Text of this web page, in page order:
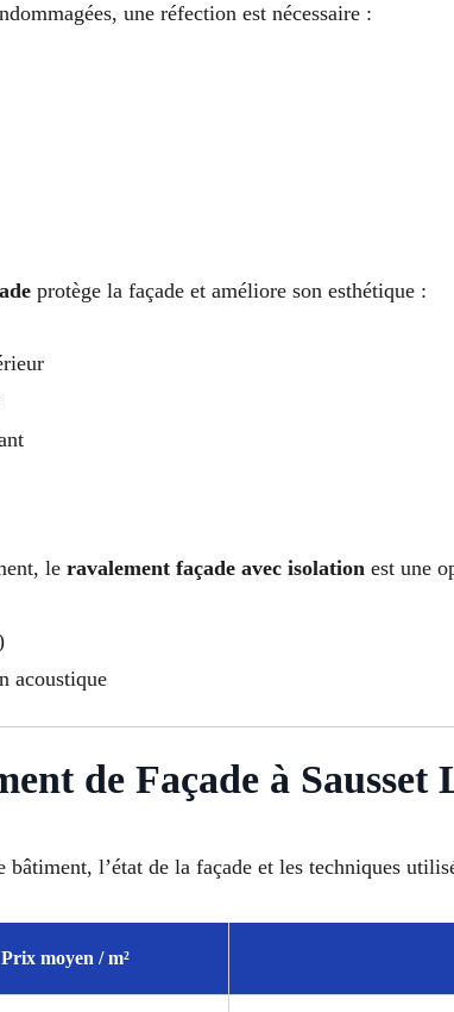
une réfection est nécessaire :
protège la façade et améliore son esthétique :
le ravalement façade avec isolation est une
acoustique
de Façade à Sausset
bâtiment, l’état de la façade et les techniques
Prix moyen / m²